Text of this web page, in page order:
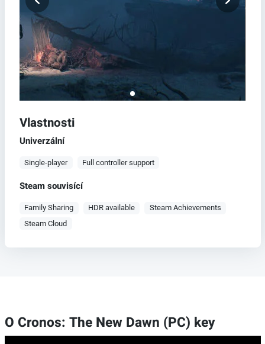
Vlastnosti
Univerzální
Single-player Full controller support
Steam souvisící
Family Sharing HDR available
Steam Achievements
Steam Cloud
O Cronos: The New Dawn (PC) key